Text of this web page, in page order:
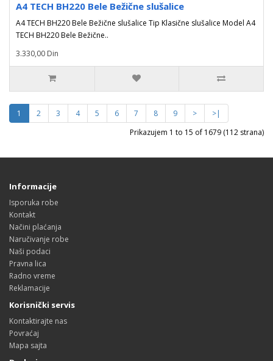
A4 TECH BH220 Bele Bežične slušalice
A4 TECH BH220 Bele Bežične slušalice Tip Klasične slušalice Model A4
TECH BH220 Bele Bežične..
3.330,00 Din
1 2 3 4 5 6 7 8 9 >
>|
Prikazujem 1 to 15 of 1679 (112 strana)
Informacije
Isporuka robe
Kontakt
Načini plaćanja
Naručivanje robe
Naši podaci
Pravna lica
Radno vreme
Reklamacije
Korisnički servis
Kontaktirajte nas
Povraćaj
Mapa sajta